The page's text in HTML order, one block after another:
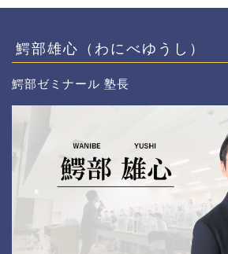
鰐部雄心（わにべゆうし）
鰐部ゼミナール 塾長